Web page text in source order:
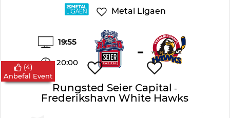
indMetal Ligaen
19:55
20:00 -
Rungsted Seier Capital -
Frederikshavn White Hawks
(4)
Anbefal Event